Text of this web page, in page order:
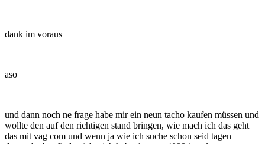
dank im voraus
aso
und dann noch ne frage habe mir ein neun tacho kaufen müssen und
wollte den auf den richtigen stand bringen, wie mach ich das geht
das mit vag com und wenn ja wie ich suche schon seid tagen